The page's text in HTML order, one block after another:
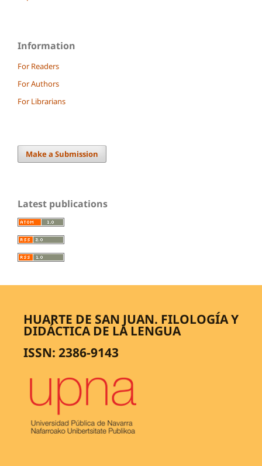
Information
For Readers
For Authors
For Librarians
Make a Submission
Latest publications
HUARTE DE SAN JUAN. FILOLOGÍA Y
DIDÁCTICA DE LA LENGUA
ISSN: 2386-9143